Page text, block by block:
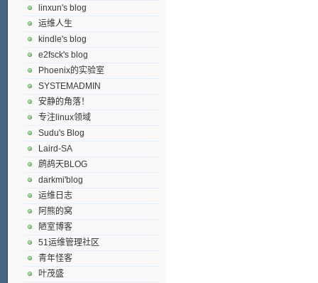
linxun's blog
运维人生
kindle's blog
e2fsck's blog
Phoenix的实验室
SYSTEMADMIN
安静的角落！
专注linux领域
Sudu's Blog
Laird-SA
鹧鸪天BLOG
darkmi'blog
运维日志
阿熊的窝
陋室博客
51运维管理社区
青年怪客
叶茂盛